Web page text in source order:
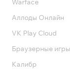
Warface
Аллоды Онлайн
VK Play Cloud
Браузерные игры
Калибр